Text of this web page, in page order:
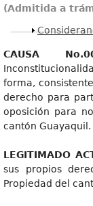
(Admitida a
Mostrar
CAUSA
forma,
derecho para
oposición para
cantón Guayaquil.
LEGITIMADO
sus propios
Propiedad del